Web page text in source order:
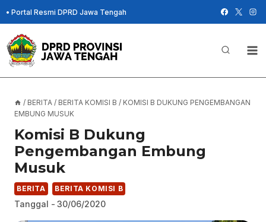
Skip
to
content
• Portal Resmi DPRD Jawa Tengah
/ BERITA / BERITA KOMISI B / KOMISI B DUKUNG PENGEMBANGAN
EMBUNG MUSUK
Komisi B Dukung
Pengembangan Embung
Musuk
BERITA BERITA KOMISI B
Tanggal - 30/06/2020